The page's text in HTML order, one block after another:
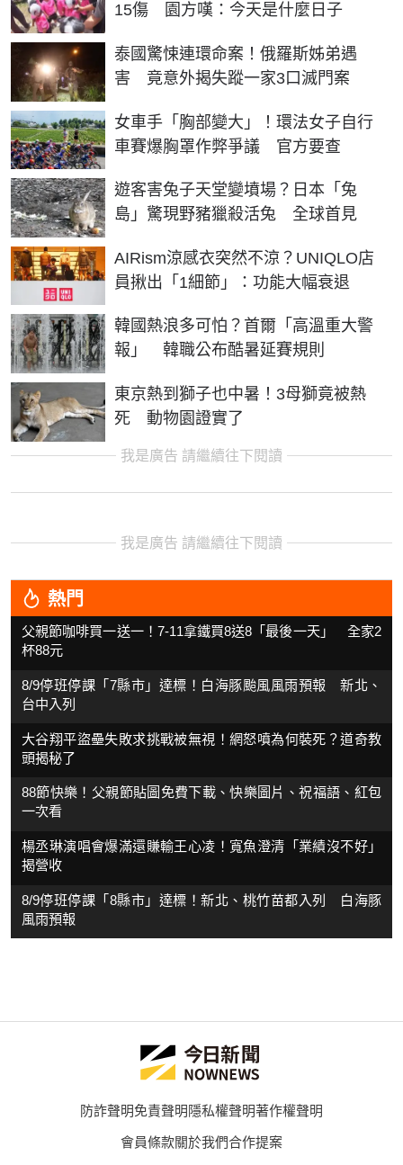
15傷 園方嘆：今天是什麼日子
泰國驚悚連環命案！俄羅斯姊弟遇
害 竟意外揭失蹤一家3口滅門案
女車手「胸部變大」！環法女子自行
車賽爆胸罩作弊爭議 官方要查
遊客害兔子天堂變墳場？日本「兔
島」驚現野豬獵殺活兔 全球首見
AIRism涼感衣突然不涼？UNIQLO店
員揪出「1細節」：功能大幅衰退
韓國熱浪多可怕？首爾「高溫重大警
報」 韓職公布酷暑延賽規則
東京熱到獅子也中暑！3母獅竟被熱
死 動物園證實了
我是廣告 請繼續往下閱讀
我是廣告 請繼續往下閱讀
熱門
父親節咖啡買一送一！7-11拿鐵買8送8「最後一天」 全家2
杯88元
8/9停班停課「7縣市」達標！白海豚颱風風雨預報 新北、
台中入列
大谷翔平盜壘失敗求挑戰被無視！網怒噴為何裝死？道奇教
頭揭秘了
88節快樂！父親節貼圖免費下載、快樂圖片、祝福語、紅包
一次看
楊丞琳演唱會爆滿還賺輸王心凌！寬魚澄清「業績沒不好」
揭營收
8/9停班停課「8縣市」達標！新北、桃竹苗都入列 白海豚
風雨預報
防詐聲明免責聲明隱私權聲明著作權聲明
會員條款關於我們合作提案